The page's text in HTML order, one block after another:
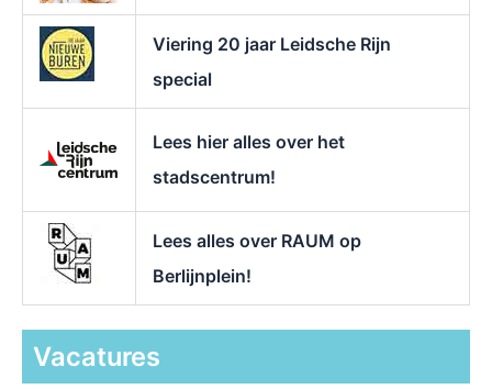
Viering 20 jaar Leidsche Rijn
special
Lees hier alles over het
stadscentrum!
Lees alles over RAUM op
Berlijnplein!
Vacatures